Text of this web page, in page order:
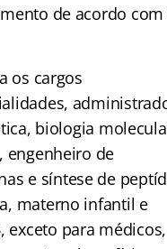
de acordo com
os cargos
biologia
engenheiro de
e síntese de
materno infantil e
exceto para